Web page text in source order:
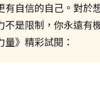
自信的自己。對於
是限制，你永遠有
》精彩試閱：